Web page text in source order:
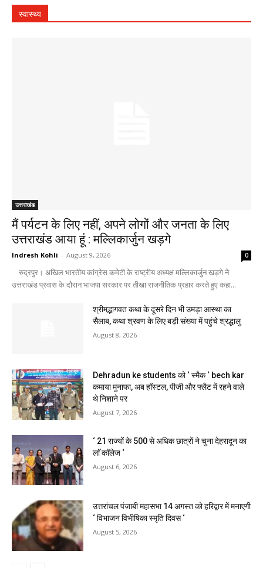
स्वास्थ्य
उत्तराखंड
मैं पर्यटन के लिए नहीं, अपने लोगों और जनता के लिए
उत्तराखंड आया हूं : मल्लिकार्जुन खड़गे
Indresh Kohli - August 9, 2026 0
रुद्रपुर। अखिल भारतीय कांग्रेस कमेटी के राष्ट्रीय अध्यक्ष मल्लिकार्जुन खड़गे ने
उत्तराखंड प्रवास के दौरान भाजपा सरकार पर तीखा राजनीतिक प्रहार करते हुए कहा...
श्रीमद्भागवत कथा के दूसरे दिन भी उमड़ा आस्था का
सैलाब, कथा श्रवण के लिए बड़ी संख्या में पहुंचे श्रद्धालु
August 8, 2026
Dehradun ke students को ‘ स्मैक ‘ bech kar
कमाया मुनाफा, अब हॉस्टल, पीजी और फ्लैट में रहने वाले
थे निशाने पर
August 7, 2026
‘ 21 राज्यों के 500 से अधिक छात्रों ने चुना देहरादून का
लाॅ काॅलेज ‘
August 6, 2026
उत्तरांचल पंजाबी महासभा 14 अगस्त को हरिद्वार में मनाएगी
‘ विभाजन विभीषिका स्मृति दिवस ‘
August 5, 2026